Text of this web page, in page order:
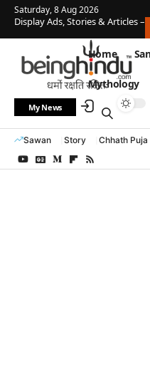
Saturday, 8 Aug 2026
Display Ads, Stories & Articles –
Home
Mythology
My News
Sawan Story Chhath Puja